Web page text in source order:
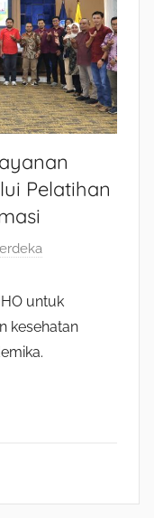
Pelatihan
untuk
kesehatan